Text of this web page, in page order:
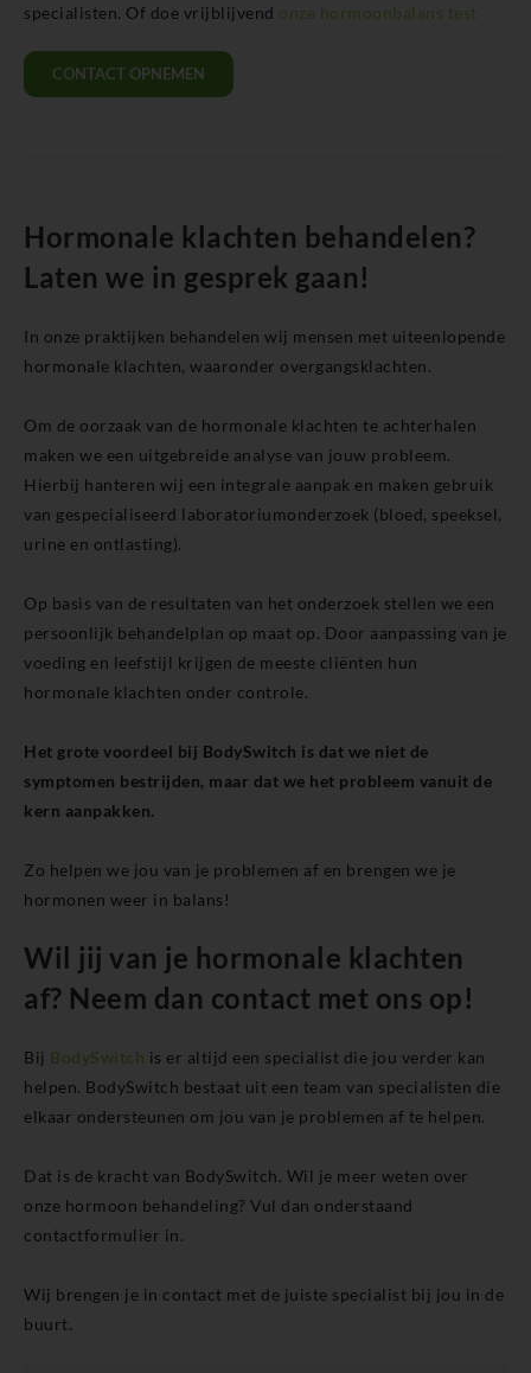
specialisten. Of doe vrijblijvend onze hormoonbalans test
CONTACT OPNEMEN
Hormonale klachten behandelen?
Laten we in gesprek gaan!
In onze praktijken behandelen wij mensen met uiteenlopende
hormonale klachten, waaronder overgangsklachten.
Om de oorzaak van de hormonale klachten te achterhalen
maken we een uitgebreide analyse van jouw probleem.
Hierbij hanteren wij een integrale aanpak en maken gebruik
van gespecialiseerd laboratoriumonderzoek (bloed, speeksel,
urine en ontlasting).
Op basis van de resultaten van het onderzoek stellen we een
persoonlijk behandelplan op maat op. Door aanpassing van je
voeding en leefstijl krijgen de meeste cliënten hun
hormonale klachten onder controle.
Het grote voordeel bij BodySwitch is dat we niet de
symptomen bestrijden, maar dat we het probleem vanuit de
kern aanpakken.
Zo helpen we jou van je problemen af en brengen we je
hormonen weer in balans!
Wil jij van je hormonale klachten
af? Neem dan contact met ons op!
Bij BodySwitch is er altijd een specialist die jou verder kan
helpen. BodySwitch bestaat uit een team van specialisten die
elkaar ondersteunen om jou van je problemen af te helpen.
Dat is de kracht van BodySwitch. Wil je meer weten over
onze hormoon behandeling? Vul dan onderstaand
contactformulier in.
Wij brengen je in contact met de juiste specialist bij jou in de
buurt.